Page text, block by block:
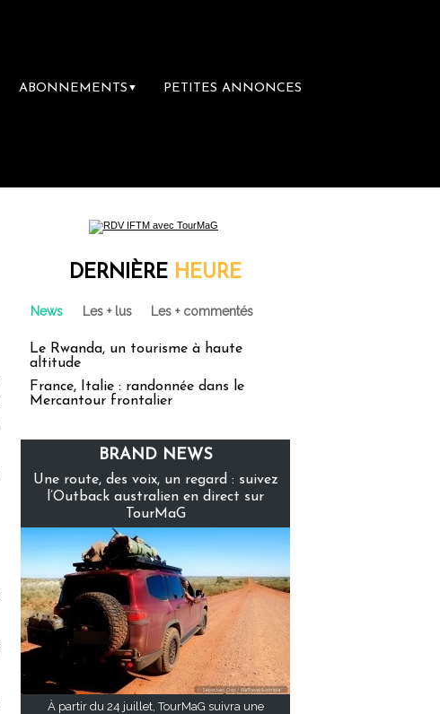
ABONNEMENTS ▼ PETITES ANNONCES
DERNIÈRE HEURE
News Les + lus Les + commentés
Le Rwanda, un tourisme à haute
altitude
France, Italie : randonnée dans le
Mercantour frontalier
BRAND NEWS
Une route, des voix, un regard : suivez
l’Outback australien en direct sur
TourMaG
À partir du 24 juillet, TourMaG suivra une